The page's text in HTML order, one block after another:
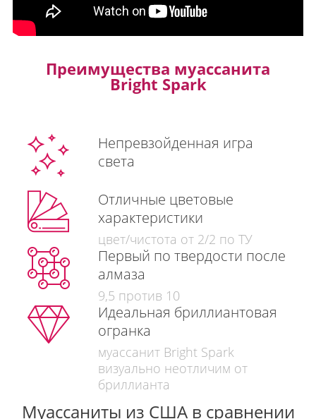
Преимущества муассанита
Bright Spark
Непревзойденная игра
света
Отличные цветовые
характеристики
цвет/чистота от 2/2 по ТУ
Первый по твердости после
алмаза
9,5 против 10
Идеальная бриллиантовая
огранка
муассанит Bright Spark
визуально неотличим от
бриллианта
Муассаниты из США в сравнении